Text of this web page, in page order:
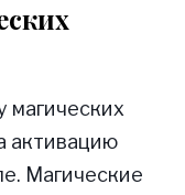
магических
активацию
Магические